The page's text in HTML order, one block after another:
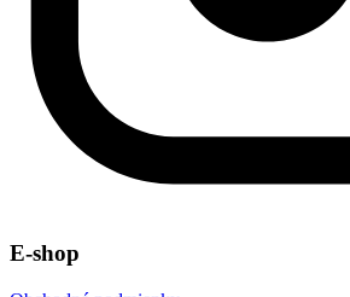
E-shop